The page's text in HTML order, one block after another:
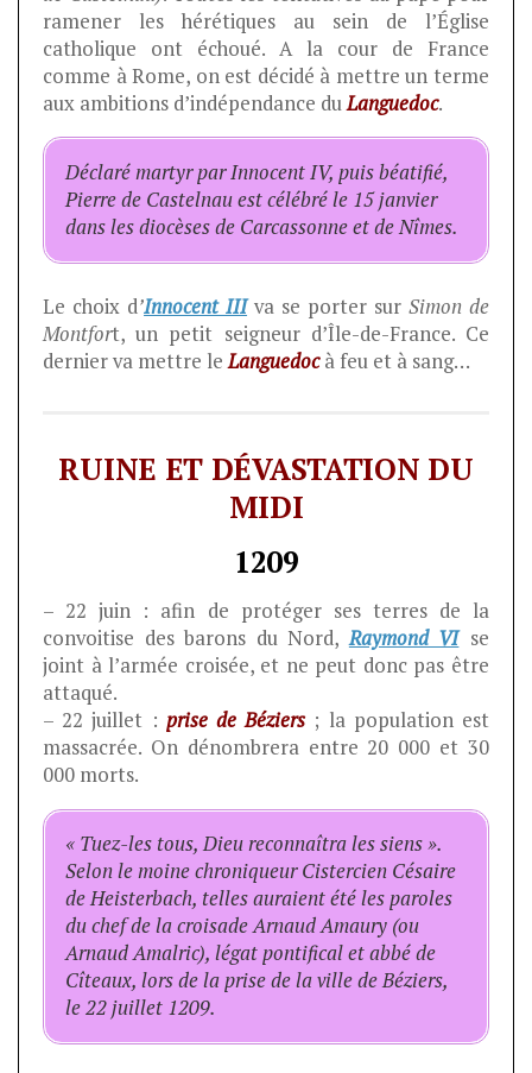
ramener les hérétiques au sein de l’Église
catholique ont échoué. A la cour de France
comme à Rome, on est décidé à mettre un terme
aux ambitions d’indépendance duLanguedoc.
Déclaré martyr par Innocent IV, puis béatifié,
Pierre de Castelnau est célébré le 15 janvier
dans les diocèses de Carcassonne et de Nîmes.
Le choix d’Innocent IIIva se porter sur Simon de
Montfort, un petit seigneur d’Île-de-France. Ce
dernier va mettre leLanguedocà feu et à sang…
RUINE ET DÉVASTATION DU
MIDI
1209
– 22 juin : afin de protéger ses terres de la
convoitise des barons du Nord,Raymond VI se
joint à l’armée croisée, et ne peut donc pas être
attaqué.
– 22 juillet : prise de Béziers; la population est
massacrée. On dénombrera entre 20 000 et 30
000 morts.
« Tuez-les tous, Dieu reconnaîtra les siens ».
Selon le moine chroniqueur Cistercien Césaire
de Heisterbach, telles auraient été les paroles
du chef de la croisade Arnaud Amaury (ou
Arnaud Amalric), légat pontifical et abbé de
Cîteaux, lors de la prise de la ville de Béziers,
le 22 juillet 1209.